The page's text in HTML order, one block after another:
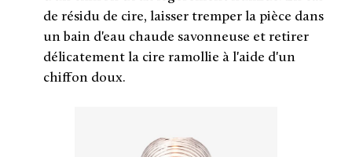
de résidu de cire, laisser tremper la pièce dans
un bain d'eau chaude savonneuse et retirer
délicatement la cire ramollie à l'aide d'un
chiffon doux.